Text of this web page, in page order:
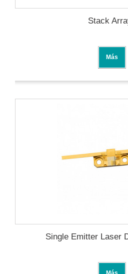
Stack
Más
Single Emitter Laser